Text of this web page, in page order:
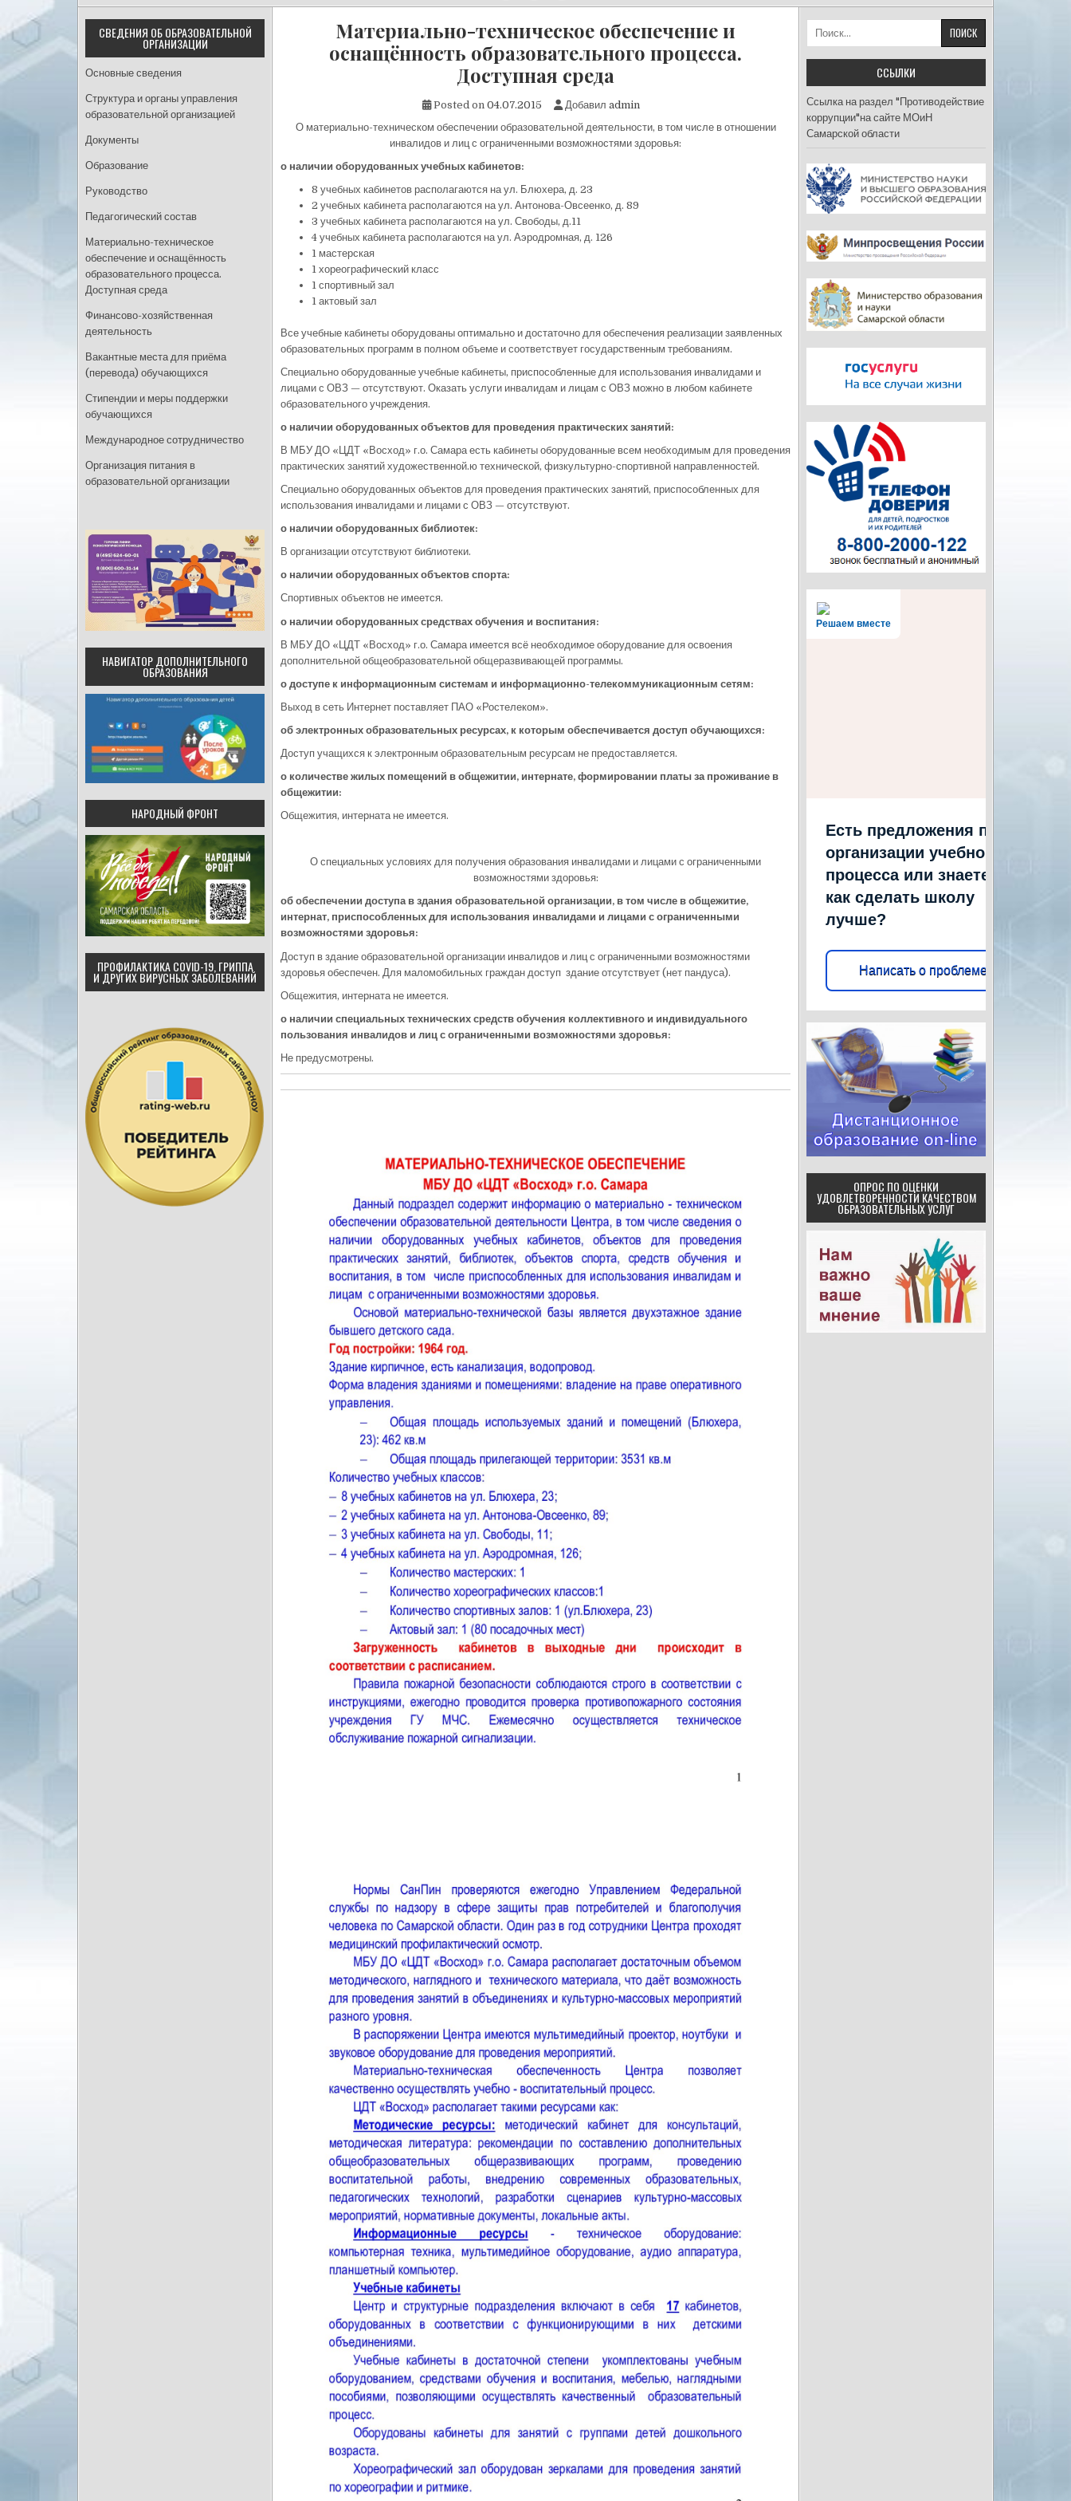
Материально-техническое обеспечение и
оснащённость образовательного процесса.
Доступная среда
Posted on 04.07.2015 Добавил admin
О материально-техническом обеспечении образовательной деятельности, в том числе в отношении
инвалидов и лиц с ограниченными возможностями здоровья:
о наличии оборудованных учебных кабинетов:
8 учебных кабинетов располагаются на ул. Блюхера, д. 23
2 учебных кабинета располагаются на ул. Антонова-Овсеенко, д. 89
3 учебных кабинета располагаются на ул. Свободы, д.11
4 учебных кабинета располагаются на ул. Аэродромная, д. 126
1 мастерская
1 хореографический класс
1 спортивный зал
1 актовый зал
Все учебные кабинеты оборудованы оптимально и достаточно для обеспечения реализации заявленных
образовательных программ в полном объеме и соответствует государственным требованиям.
Специально оборудованные учебные кабинеты, приспособленные для использования инвалидами и
лицами с ОВЗ — отсутствуют. Оказать услуги инвалидам и лицам с ОВЗ можно в любом кабинете
образовательного учреждения.
о наличии оборудованных объектов для проведения практических занятий:
В МБУ ДО «ЦДТ «Восход» г.о. Самара есть кабинеты оборудованные всем необходимым для проведения
практических занятий художественной.ю технической, физкультурно-спортивной направленностей.
Специально оборудованных объектов для проведения практических занятий, приспособленных для
использования инвалидами и лицами с ОВЗ — отсутствуют.
о наличии оборудованных библиотек:
В организации отсутствуют библиотеки.
о наличии оборудованных объектов спорта:
Спортивных объектов не имеется.
о наличии оборудованных средствах обучения и воспитания:
В МБУ ДО «ЦДТ «Восход» г.о. Самара имеется всё необходимое оборудование для освоения
дополнительной общеобразовательной общеразвивающей программы.
о доступе к информационным системам и информационно-телекоммуникационным сетям:
Выход в сеть Интернет поставляет ПАО «Ростелеком».
об электронных образовательных ресурсах, к которым обеспечивается доступ обучающихся:
Доступ учащихся к электронным образовательным ресурсам не предоставляется.
о количестве жилых помещений в общежитии, интернате, формировании платы за проживание в
общежитии:
Общежития, интерната не имеется.
О специальных условиях для получения образования инвалидами и лицами с ограниченными
возможностями здоровья:
об обеспечении доступа в здания образовательной организации, в том числе в общежитие,
интернат, приспособленных для использования инвалидами и лицами с ограниченными
возможностями здоровья:
Доступ в здание образовательной организации инвалидов и лиц с ограниченными возможностями
здоровья обеспечен. Для маломобильных граждан доступ здание отсутствует (нет пандуса).
Общежития, интерната не имеется.
о наличии специальных технических средств обучения коллективного и индивидуального
пользования инвалидов и лиц с ограниченными возможностями здоровья:
Не предусмотрены.
СВЕДЕНИЯ ОБ ОБРАЗОВАТЕЛЬНОЙ
ОРГАНИЗАЦИИ
Основные сведения
Структура и органы управления
образовательной организацией
Документы
Образование
Руководство
Педагогический состав
Материально-техническое
обеспечение и оснащённость
образовательного процесса.
Доступная среда
Финансово-хозяйственная
деятельность
Вакантные места для приёма
(перевода) обучающихся
Стипендии и меры поддержки
обучающихся
Международное сотрудничество
Организация питания в
образовательной организации
НАВИГАТОР ДОПОЛНИТЕЛЬНОГО
ОБРАЗОВАНИЯ
НАРОДНЫЙ ФРОНТ
ПРОФИЛАКТИКА COVID-19, ГРИППА
И ДРУГИХ ВИРУСНЫХ ЗАБОЛЕВАНИЙ
Найти:
ССЫЛКИ
Ссылка на раздел "Противодействие
коррупции"на сайте МОиН
Самарской области
Решаем вместе
Есть предложения по
организации учебного
процесса или знаете,
как сделать школу
лучше?
Написать о проблеме
ОПРОС ПО ОЦЕНКИ
УДОВЛЕТВОРЕННОСТИ КАЧЕСТВОМ
ОБРАЗОВАТЕЛЬНЫХ УСЛУГ